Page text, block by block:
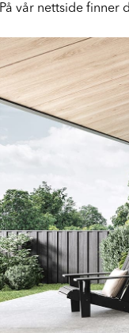
På vår nettside finner